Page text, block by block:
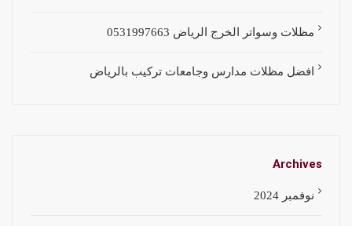
مظلات وسواتر الخرج الرياض 0531997663
افضل مظلات مدارس وجامعات تركيب بالرياض
Archives
نوفمبر 2024